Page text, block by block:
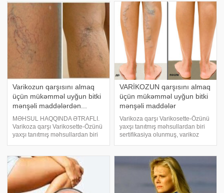
qıcolmalar, ayaqlarda göy və ya
qırmızı çalarlığı olan "to
divarlarını daraldır və təzyiqi
artırır. Damar elastikliyini itiri
Varikozun qarşısını almaq
üçün mükəmməl uyğun bitki
mənşəli maddələrdən...
MƏHSUL HAQQINDA ƏTRAFLI.
Varikoza qarşı Varikosette-Özünü
yaxşı tanıtmış məhsullardan biri
Bu krem varikozun qarşısını
almaq üçün mükəmməl uyğun
bitki mənşəl
VARİKOZUN qarşısını almaq
üçün mükəmməl uyğun bitki
mənşəli maddələr
Varikoza qarşı Varikosette-Özünü
yaxşı tanıtmış məhsullardan biri
sertifikasiya olunmuş, varikoz
almaq üçün mükəmməl uyğun
bitki mənşəli maddələrdən